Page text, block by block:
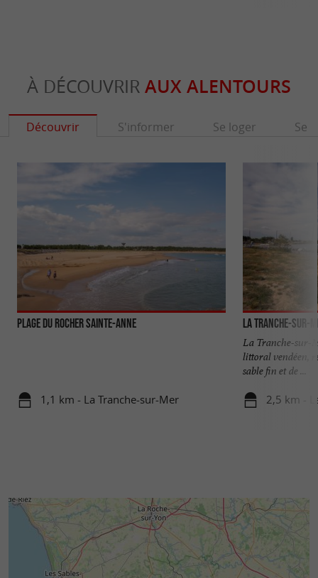
À DÉCOUVRIR AUX ALENTOURS
Découvrir S'informer Se loger Se
Plage du Rocher Sainte-Anne
1,1 km - La Tranche-sur-Mer
La Tranche-sur-
La Tranche-sur-
littoral vendéen,
sable fin et de ...
2,5 km -